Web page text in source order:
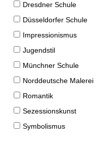
Dresdner Schule
Düsseldorfer Schule
Impressionismus
Jugendstil
Münchner Schule
Norddeutsche Malerei
Romantik
Sezessionskunst
Symbolismus